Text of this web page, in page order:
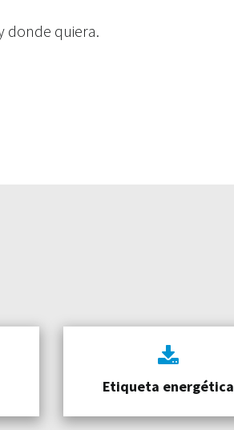
donde quiera.
Etiqueta energética